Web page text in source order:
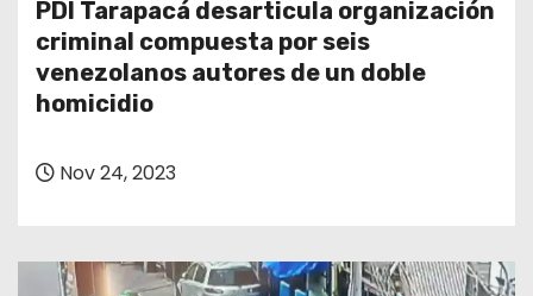
PDI Tarapacá desarticula organización
criminal compuesta por seis
venezolanos autores de un doble
homicidio
Nov 24, 2023